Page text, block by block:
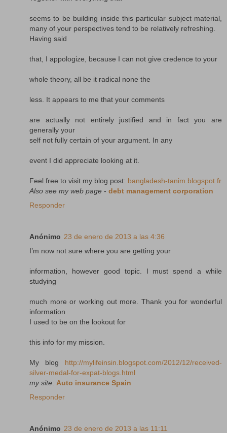
seems to be building inside this particular subject material,
many of your perspectives tend to be relatively refreshing.
Having said
that, I appologize, because I can not give credence to your
whole theory, all be it radical none the
less. It appears to me that your comments
are actually not entirely justified and in fact you are
generally your
self not fully certain of your argument. In any
event I did appreciate looking at it.
Feel free to visit my blog post: bangladesh-tanim.blogspot.fr
Also see my web page - debt management corporation
Responder
Anónimo 23 de enero de 2013 a las 4:36
I’m now not sure where you are getting your
information, however good topic. I must spend a while
studying
much more or working out more. Thank you for wonderful
information
I used to be on the lookout for
this info for my mission.
My blog http://mylifeinsin.blogspot.com/2012/12/received-
silver-medal-for-expat-blogs.html
my site: Auto insurance Spain
Responder
Anónimo 23 de enero de 2013 a las 11:11